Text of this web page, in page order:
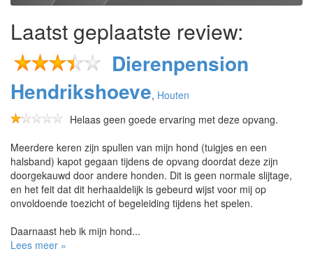
Laatst geplaatste review:
Dierenpension
Hendrikshoeve, Houten
Helaas geen goede ervaring met deze opvang.
Meerdere keren zijn spullen van mijn hond (tuigjes en een
halsband) kapot gegaan tijdens de opvang doordat deze zijn
doorgekauwd door andere honden. Dit is geen normale slijtage,
en het feit dat dit herhaaldelijk is gebeurd wijst voor mij op
onvoldoende toezicht of begeleiding tijdens het spelen.
Daarnaast heb ik mijn hond...
Lees meer »